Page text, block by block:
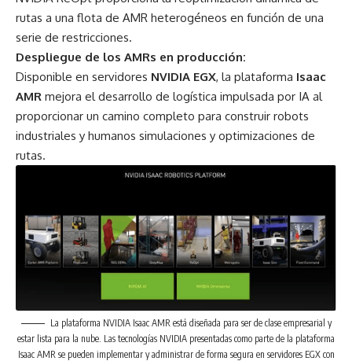
rutas a una flota de AMR heterogéneos en función de una
serie de restricciones.
Despliegue de los AMRs en producción:
Disponible en servidores NVIDIA EGX, la plataforma Isaac
AMR mejora el desarrollo de logística impulsada por IA al
proporcionar un camino completo para construir robots
industriales y humanos simulaciones y optimizaciones de
rutas.
La plataforma NVIDIA Isaac AMR está diseñada para ser de clase empresarial y
estar lista para la nube. Las tecnologías NVIDIA presentadas como parte de la plataforma
Isaac AMR se pueden implementar y administrar de forma segura en servidores EGX con